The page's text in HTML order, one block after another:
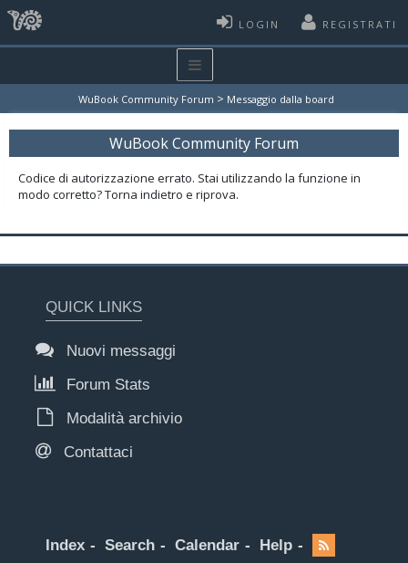
LOGIN REGISTRATI
WuBook Community Forum > Messaggio dalla board
WuBook Community Forum
Codice di autorizzazione errato. Stai utilizzando la funzione in
modo corretto? Torna indietro e riprova.
QUICK LINKS
Nuovi messaggi
Forum Stats
Modalità archivio
Contattaci
Index Search Calendar Help